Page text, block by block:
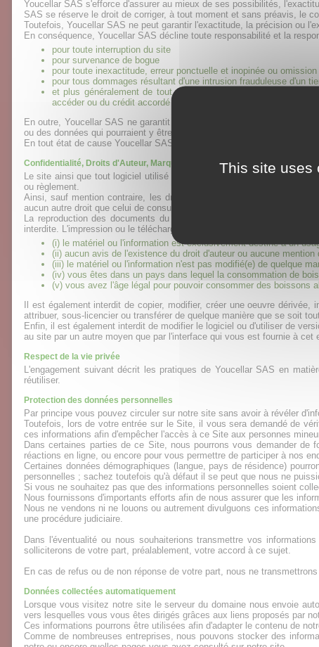
Youcellar SAS s'efforce d'assurer au mieux de ses possibilités,
SAS se réserve le droit de corriger, à tout moment et sans préavis, le
Toutefois, Youcellar SAS ne peut garantir l'exactitude, la précision ou
En conséquence, Youcellar SAS décline toute responsabilité et la
pour toute interruption du site
pour survenance de bogue
pour toute inexactitude, erreur ponctuelle et inopinée ou
pour tous dommages résultant d'une intrusion frauduleuse d'un
et plus généralement de tout dommage direct ou indirect,
accéder ou du crédit accordé à une quelconque information
En outre, Youcellar SAS ne garantit pas le fait que le serveur
ou des données qui pourraient y être stockées.
En tout état de cause Youcellar SAS ne pourra être responsable d'un
Confidentialité, Droits d'Auteur, Marques et autres Droits de Propriété
Le site ainsi que tout logiciel utilisé nécessairement en relation avec
ou règlement.
Ainsi, sauf mention contraire, les droits de propriété intellectuelle
aucun autre droit que celui de consulter le site n'est conféré à
La reproduction des documents du site est autorisée aux fins
interdite. L'impression ou le téléchargement de tout matériel ou
(i) le matériel ou l'information est exclusivement destiné à un
(ii) aucun avis de l'existence du droit d'auteur ou aucune
(iii) le matériel ou l'information n'est pas modifié(e) de quelque
(iv) vous êtes dans un pays dans lequel la consommation de
(v) vous avez l'âge légal pour pouvoir consommer des boissons
Il est également interdit de copier, modifier, créer une oeuvre
attribuer, sous-licencier ou transférer de quelque manière que se soit
Enfin, il est également interdit de modifier le logiciel ou d'utiliser de
au site par un autre moyen que par l'interface qui vous est fournie à cet
Respect de la vie privée
L'engagement suivant décrit les pratiques de Youcellar SAS en
réutiliser.
Protection des données personnelles
Par principe vous pouvez circuler sur notre site sans avoir à révéler
Toutefois, lors de votre entrée sur le Site, il vous sera demandé de
ces informations afin d'empêcher l'accès à ce Site aux personnes
Dans certaines parties de ce Site, nous pourrons vous demander de
réactions en ligne, ou encore pour vous permettre de participer à nos
Certaines données démographiques (langue, pays de résidence)
personnelles ; sachez toutefois qu'à défaut il se peut que nous ne
Si vous ne souhaitez pas que des informations personnelles soient
Nous fournissons d'importants efforts afin de nous assurer que les
Nous ne vendons ni ne louons ou autrement divulguons ces
une procédure judiciaire.
Dans l'éventualité ou nous souhaiterions transmettre vos
solliciterons de votre part, préalablement, votre accord à ce sujet.
En cas de refus ou de non réponse de votre part, nous ne
Données collectées automatiquement
Lorsque vous visitez notre site le serveur du domaine nous envoie
vers lesquelles vous vous êtes dirigés grâces aux liens proposés par
Ces informations pourrons être utilisées afin d'adapter le contenu de
Comme de nombreuses entreprises, nous pouvons stocker des
This site uses